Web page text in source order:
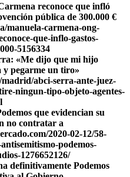
reconoce que infló
pública de 300.000 €
manuela-carmena-ong-
que-inflo-gastos-
5156334
«Me dijo que mi hijo
y pegarme un tiro»
abci-serra-ante-juez-
ningun-tipo-objeto-agentes-
que evidencian su
no contratar a
2020-02-12/58-
podemos-
1276652126/
definitivamente Podemos